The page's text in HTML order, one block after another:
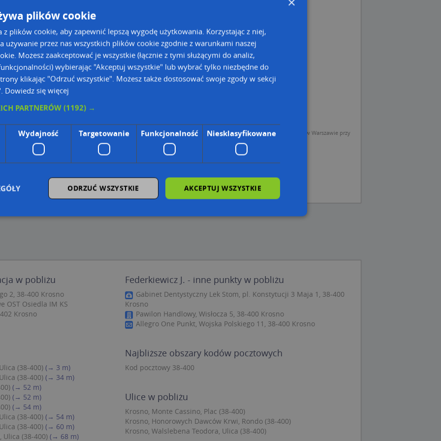
4
Danych Osobowych Administratorem (RODO), administratorem danych jest AutoMapa sp. z o.o. (Operator) z siedzibą w Warszawie przy
firm i na mapach (art. 6 ust. 1 lit. f RODO)
operatora (art. 6 ust. 1 lit. f RODO)
z firmowych stron www oraz od podmiotów zewnętrznych.
odo_przetwarzanie/
w pobliżu
2, 38-400 Krosno
OST Osiedla IM KS
Krosno
(38-400) (→ 3 m)
(38-400) (→ 34 m)
(→ 52 m)
(→ 52 m)
(→ 54 m)
(38-400) (→ 54 m)
(38-400) (→ 60 m)
Ulica (38-400) (→ 68 m)
Federkiewicz J. - inne punkty w pobliżu
Gabinet Dentystyczny Lek Stom, pl. Konstytucji 3 Maja 1, 38-400
Krosno
Pawilon Handlowy, Wisłocza 5, 38-400 Krosno
Allegro One Punkt, Wojska Polskiego 11, 38-400 Krosno
Najbliższe obszary kodów pocztowych
Kod pocztowy 38-400
Ulice w pobliżu
Krosno, Monte Cassino, Plac (38-400)
Krosno, Honorowych Dawców Krwi, Rondo (38-400)
Krosno, Walslebena Teodora, Ulica (38-400)
plików cookie
z plików cookie, aby zapewnić lepszą wygodę użytkowania. Korzystając z niej,
używanie przez nas wszystkich plików cookie zgodnie z warunkami naszej
Możesz zaakceptować je wszystkie (łącznie z tymi służącymi do analiz,
wybierając "Akceptuj wszystkie" lub wybrać tylko niezbędne do
klikając "Odrzuć wszystkie". Możesz także dostosować swoje zgody w sekcji
Dowiedz się więcej
PARTNERÓW(1192) →
Wydajność Targetowanie Funkcjonalność Niesklasyfikowane
AKCEPTUJ WSZYSTKIE
ODRZUĆ WSZYSTKIE
niezbędnych plików cookie nie można prawidłowo korzystać ze strony internetowej.
Provider/
Domena
.targeo.pl
CookieScript
Ten plik cookie jest używany przez usługę Cookie-Script.com
do zapamiętywania preferencji dotyczących zgody
użytkownika na pliki cookie. Jest to konieczne, aby baner
Provider/
Domena
.targeo.pl 1 rok 1 miesiąc
Ten plik cookie jest używany przez Google Analytics do
utrzymywania stanu sesji.
/
przechowywania
1 rok 3 tygodnie
Ten plik cookie jest powszechnie używany przez firmę Microsoft jako
unikalny identyfikator użytkownika. Można to ustawić za pomocą